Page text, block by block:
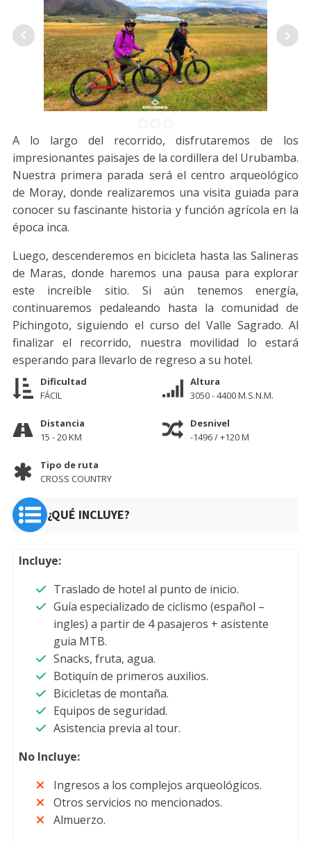
A lo largo del recorrido, disfrutaremos de los
impresionantes paisajes de la cordillera del Urubamba.
Nuestra primera parada será el centro arqueológico
de Moray, donde realizaremos una visita guiada para
conocer su fascinante historia y función agrícola en la
época inca.
Luego, descenderemos en bicicleta hasta las Salineras
de Maras, donde haremos una pausa para explorar
este increíble sitio. Si aún tenemos energía,
continuaremos pedaleando hasta la comunidad de
Pichingoto, siguiendo el curso del Valle Sagrado. Al
finalizar el recorrido, nuestra movilidad lo estará
esperando para llevarlo de regreso a su hotel.
Dificultad
FÁCIL
Altura
3050 - 4400 M.S.N.M.
Distancia
15 - 20 KM
Desnivel
-1496 / +120 M
Tipo de ruta
CROSS COUNTRY
¿QUÉ INCLUYE?
Incluye:
Traslado de hotel al punto de inicio.
Guía especializado de ciclismo (español –
ingles) a partir de 4 pasajeros + asistente
guia MTB.
Snacks, fruta, agua.
Botiquín de primeros auxilios.
Bicicletas de montaña.
Equipos de seguridad.
Asistencia previa al tour.
No Incluye:
Ingresos a los complejos arqueológicos.
Otros servicios no mencionados.
Almuerzo.